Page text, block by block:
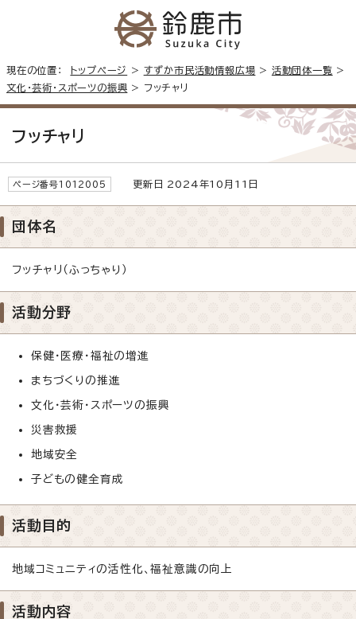
現在の位置： トップページ > すずか市民活動情報広場 > 活動団体一覧 >
文化・芸術・スポーツの振興 > フッチャリ
フッチャリ
ページ番号1012005 更新日 2024年10月11日
団体名
フッチャリ（ふっちゃり）
活動分野
保健・医療・福祉の増進
まちづくりの推進
文化・芸術・スポーツの振興
災害救援
地域安全
子どもの健全育成
活動目的
地域コミュニティの活性化、福祉意識の向上
活動内容